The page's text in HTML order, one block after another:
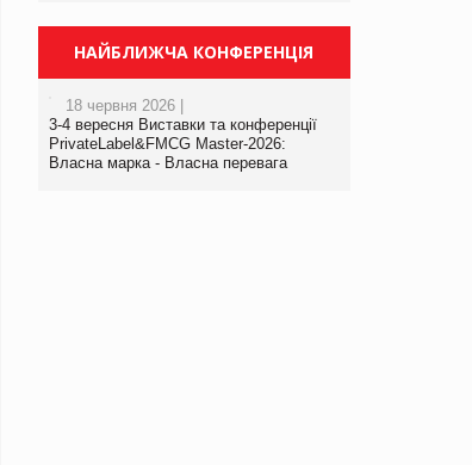
НАЙБЛИЖЧА КОНФЕРЕНЦІЯ
18 червня 2026 |
3-4 вересня Виставки та конференції
PrivateLabel&FMCG Master-2026:
Власна марка - Власна перевага